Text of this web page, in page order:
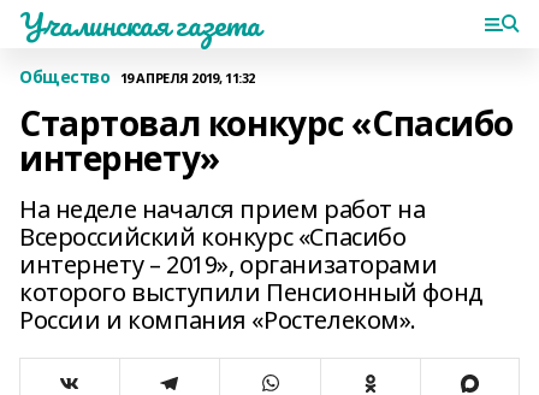
Учалинская газета
Общество 19 АПРЕЛЯ 2019, 11:32
Стартовал конкурс «Спасибо
интернету»
На неделе начался прием работ на
Всероссийский конкурс «Спасибо
интернету – 2019», организаторами
которого выступили Пенсионный фонд
России и компания «Ростелеком».